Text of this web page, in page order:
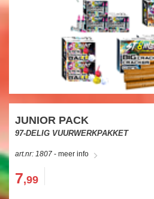
JUNIOR PACK
97-DELIG VUURWERKPAKKET
art.nr: 1807 - meer info
7,99